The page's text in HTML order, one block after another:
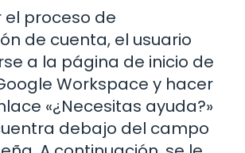
el proceso de
de cuenta, el usuario
a la página de inicio de
Workspace y hacer
«¿Necesitas ayuda?»
debajo del campo